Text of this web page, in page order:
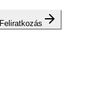
Feliratkozás